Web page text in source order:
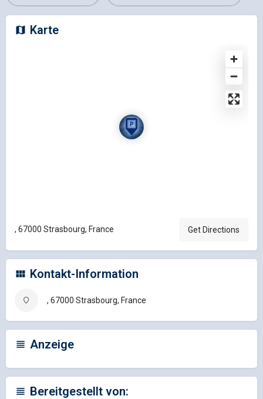
Karte
, 67000 Strasbourg, France Get Directions
Kontakt-Information
, 67000 Strasbourg, France
Anzeige
Bereitgestellt von: